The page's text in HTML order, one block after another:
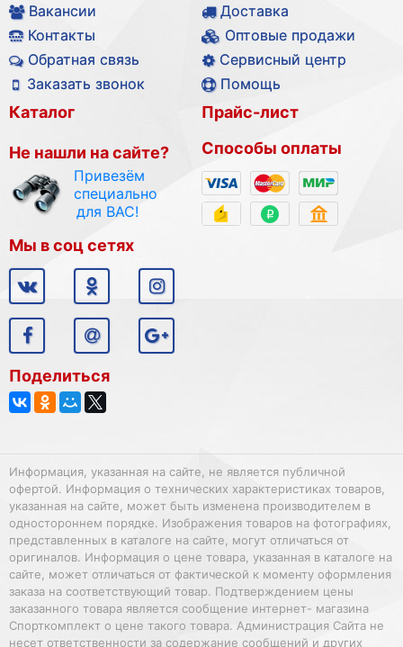
Вакансии
Контакты
Обратная связь
Заказать звонок
Доставка
Оптовые продажи
Сервисный центр
Помощь
Каталог
Не нашли на сайте?
Привезём
специально
для ВАС!
Прайс-лист
Способы оплаты
Мы в соц сетях
Поделиться
Информация, указанная на сайте, не является публичной
офертой. Информация о технических характеристиках товаров,
указанная на сайте, может быть изменена производителем в
одностороннем порядке. Изображения товаров на фотографиях,
представленных в каталоге на сайте, могут отличаться от
оригиналов. Информация о цене товара, указанная в каталоге на
сайте, может отличаться от фактической к моменту оформления
заказа на соответствующий товар. Подтверждением цены
заказанного товара является сообщение интернет- магазина
Спорткомплект о цене такого товара. Администрация Сайта не
несет ответственности за содержание сообщений и других